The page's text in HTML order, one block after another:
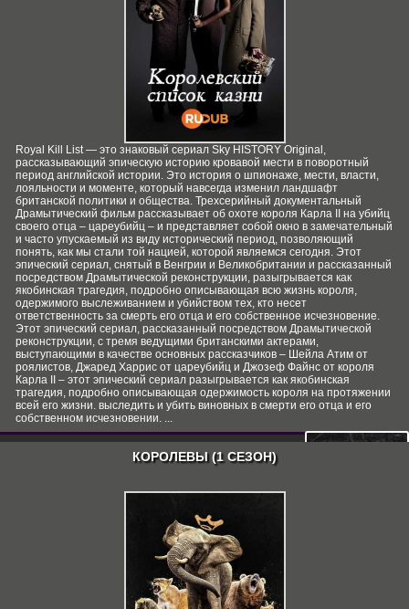
Royal Kill List — это знаковый сериал Sky HISTORY Original,
рассказывающий эпическую историю кровавой мести в поворотный
период английской истории. Это история о шпионаже, мести, власти,
лояльности и моменте, который навсегда изменил ландшафт
британской политики и общества. Трехсерийный документальный
Драмытический фильм рассказывает об охоте короля Карла II на убийц
своего отца – цареубийц – и представляет собой окно в замечательный
и часто упускаемый из виду исторический период, позволяющий
понять, как мы стали той нацией, которой являемся сегодня. Этот
эпический сериал, снятый в Венгрии и Великобритании и рассказанный
посредством Драмытической реконструкции, разыгрывается как
якобинская трагедия, подробно описывающая всю жизнь короля,
одержимого выслеживанием и убийством тех, кто несет
ответственность за смерть его отца и его собственное исчезновение.
Этот эпический сериал, рассказанный посредством Драмытической
реконструкции, с тремя ведущими британскими актерами,
выступающими в качестве основных рассказчиков – Шейла Атим от
роялистов, Джаред Харрис от цареубийц и Джозеф Файнс от короля
Карла II – этот эпический сериал разыгрывается как якобинская
трагедия, подробно описывающая одержимость короля на протяжении
всей его жизни. выследить и убить виновных в смерти его отца и его
собственном исчезновении. ...
КОРОЛЕВЫ (1 СЕЗОН)